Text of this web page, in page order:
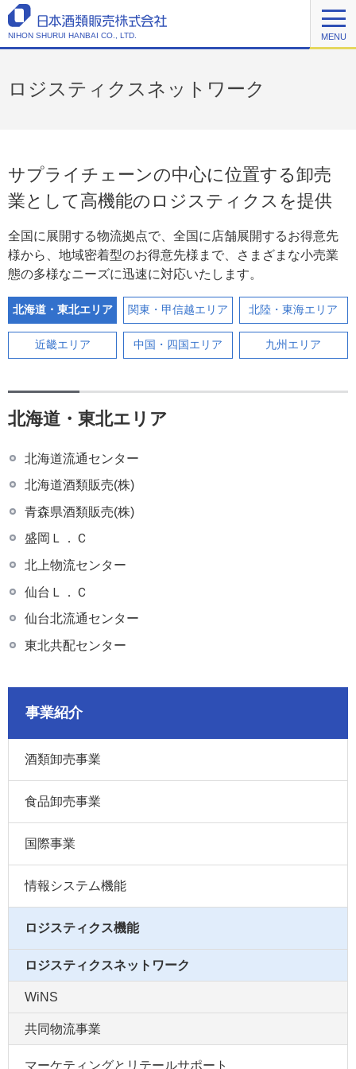
NIHON SHURUI HANBAI CO., LTD. MENU
ロジスティクスネットワーク
サプライチェーンの中心に位置する卸売
業として高機能のロジスティクスを提供
全国に展開する物流拠点で、全国に店舗展開するお得意先
様から、地域密着型のお得意先様まで、さまざまな小売業
態の多様なニーズに迅速に対応いたします。
北海道・東北エリア 関東・甲信越エリア 北陸・東海エリア
近畿エリア 中国・四国エリア 九州エリア
北海道・東北エリア
北海道流通センター
北海道酒類販売(株)
青森県酒類販売(株)
盛岡Ｌ．Ｃ
北上物流センター
仙台Ｌ．Ｃ
仙台北流通センター
東北共配センター
事業紹介
酒類卸売事業
食品卸売事業
国際事業
情報システム機能
ロジスティクス機能
ロジスティクスネットワーク
WiNS
共同物流事業
マーケティングとリテールサポート